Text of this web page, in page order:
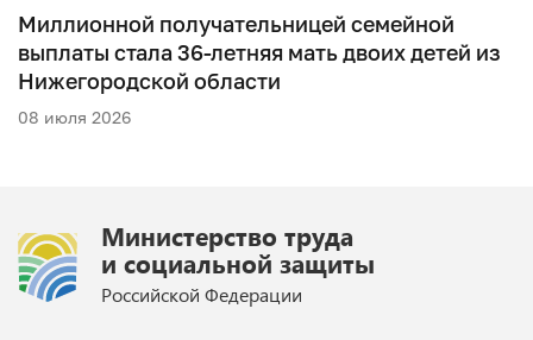
Миллионной получательницей семейной
выплаты стала 36-летняя мать двоих детей из
Нижегородской области
08 июля 2026
Министерство труда
и социальной защиты
Российской Федерации